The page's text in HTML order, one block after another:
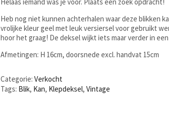
Heb nog niet kunnen achterhalen waar deze blikken
vrolijke kleur geel met leuk versiersel voor gebruikt
hoor het graag! De deksel wijkt iets maar verder in
Afmetingen: H 16cm, doorsnede excl. handvat 15cm
Categorie:Verkocht
Tags: Blik, Kan, Klepdeksel,Vintage